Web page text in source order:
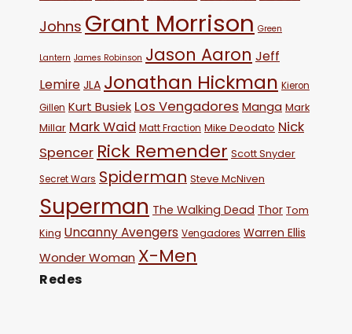
Johns Grant Morrison Green
Lantern James Robinson Jason Aaron Jeff
Lemire JLA Jonathan Hickman Kieron
Gillen Kurt Busiek Los Vengadores Manga Mark
Millar Mark Waid Matt Fraction Mike Deodato Nick
Spencer Rick Remender Scott Snyder
Secret Wars Spiderman Steve McNiven
Superman The Walking Dead Thor Tom
King Uncanny Avengers Vengadores Warren Ellis
Wonder Woman X-Men
Redes